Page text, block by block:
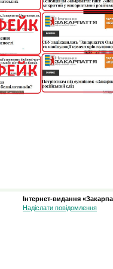
Інтернет-видання
Надіслати повідомлення